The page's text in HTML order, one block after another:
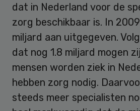
dat in Nederland voor de
zorg beschikbaar is. In
miljard aan uitgegeven.
dat nog 1.8 miljard mogen
mensen worden ziek in
hebben zorg nodig.
steeds meer specialisten